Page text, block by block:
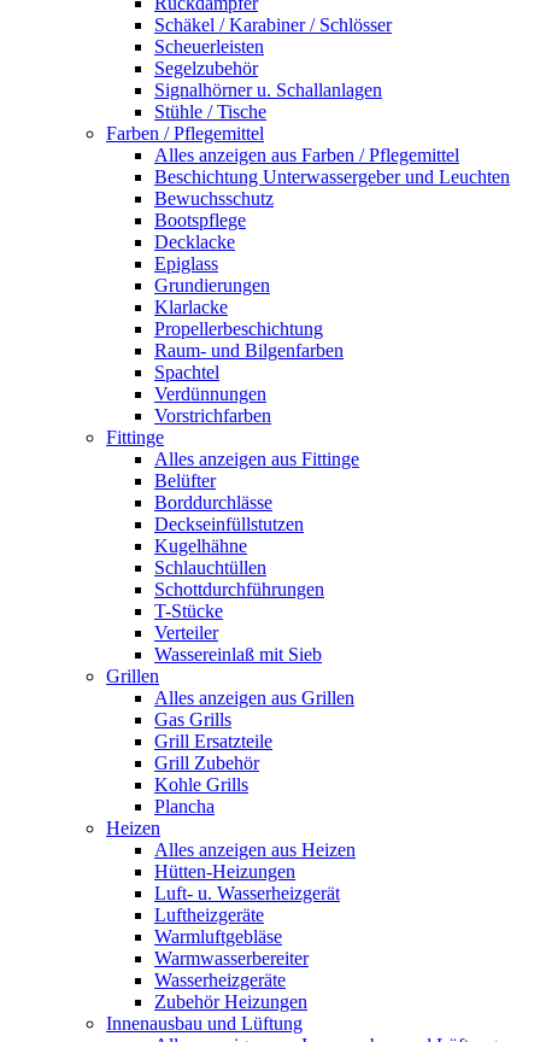
Schäkel / Karabiner / Schlösser
Scheuerleisten
Segelzubehör
Signalhörner u. Schallanlagen
Stühle / Tische
Farben / Pflegemittel
Alles anzeigen aus Farben / Pflegemittel
Beschichtung Unterwassergeber und Leuchten
Bewuchsschutz
Bootspflege
Decklacke
Epiglass
Grundierungen
Klarlacke
Propellerbeschichtung
Raum- und Bilgenfarben
Spachtel
Verdünnungen
Vorstrichfarben
Fittinge
Alles anzeigen aus Fittinge
Belüfter
Borddurchlässe
Deckseinfüllstutzen
Kugelhähne
Schlauchtüllen
Schottdurchführungen
T-Stücke
Verteiler
Wassereinlaß mit Sieb
Grillen
Alles anzeigen aus Grillen
Gas Grills
Grill Ersatzteile
Grill Zubehör
Kohle Grills
Plancha
Heizen
Alles anzeigen aus Heizen
Hütten-Heizungen
Luft- u. Wasserheizgerät
Luftheizgeräte
Warmluftgebläse
Warmwasserbereiter
Wasserheizgeräte
Zubehör Heizungen
Innenausbau und Lüftung